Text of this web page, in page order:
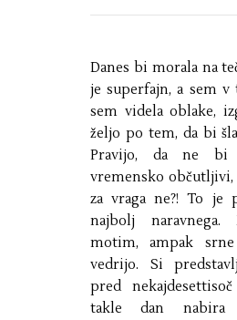
Danes bi morala na
je superfajn, a sem
sem videla oblake,
željo po tem, da bi
Pravijo, da ne
vremensko občutljivi,
za vraga ne?! To je
najbolj naravnega.
motim, ampak
vedrijo. Si
pred
takle dan nabira